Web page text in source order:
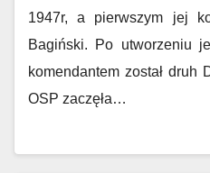
1947r, a pierwszym jej
Bagiński. Po utworzeniu
komendantem został druh
OSP zaczęła…